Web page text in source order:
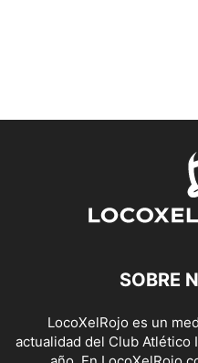
SOBRE
LocoXelRojo es un
actualidad del Club